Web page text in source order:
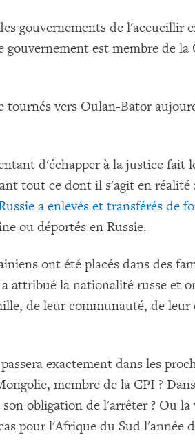
gouvernements de l'accueillir
gouvernement est membre de la
tournés vers Oulan-Bator
d'échapper à la justice fait
tout ce dont il s'agit en réalité
a enlevés et transférés de
ou déportés en Russie.
ont été placés dans des
attribué la nationalité russe et
de leur communauté, de
exactement dans les
membre de la CPI ?
obligation de l'arrêter ? Ou
pour l'Afrique du Sud l'année